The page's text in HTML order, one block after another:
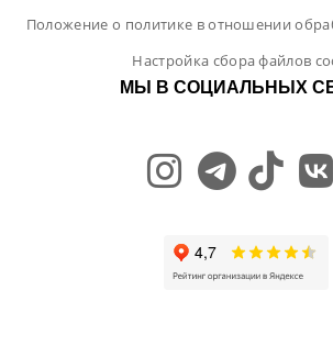
Положение о политике в отношении
Настройка сбора файлов
МЫ В СОЦИАЛЬНЫХ